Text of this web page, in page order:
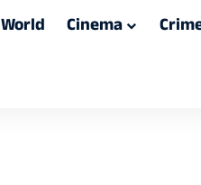
World Cinema